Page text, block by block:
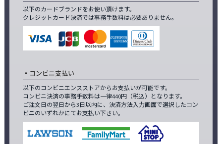
以下のカードブランドをお使い頂けます。
クレジットカード決済では事務手数料は必要ありません。
コンビニ支払い
以下のコンビニエンスストアからお支払いが可能です。
コンビニ決済の事務手数料は一律440円（税込）となります。
ご注文日の翌日から3日以内に、決済方法入力画面で選択したコン
ビニのいずれかにてお支払い下さい。